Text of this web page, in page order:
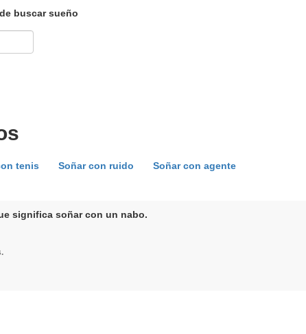
buscar sueño
tenis Soñar con ruido Soñar con agente
significa soñar con un nabo.